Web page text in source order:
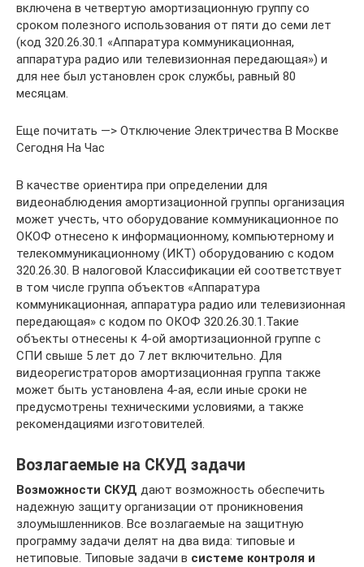
включена в четвертую амортизационную группу со
сроком полезного использования от пяти до семи лет
(код 320.26.30.1 «Аппаратура коммуникационная,
аппаратура радио или телевизионная передающая») и
для нее был установлен срок службы, равный 80
месяцам.
Еще почитать —> Отключение Электричества В Москве
Сегодня На Час
В качестве ориентира при определении для
видеонаблюдения амортизационной группы организация
может учесть, что оборудование коммуникационное по
ОКОФ отнесено к информационному, компьютерному и
телекоммуникационному (ИКТ) оборудованию с кодом
320.26.30. В налоговой Классификации ей соответствует
в том числе группа объектов «Аппаратура
коммуникационная, аппаратура радио или телевизионная
передающая» с кодом по ОКОФ 320.26.30.1.Такие
объекты отнесены к 4-ой амортизационной группе с
СПИ свыше 5 лет до 7 лет включительно. Для
видеорегистраторов амортизационная группа также
может быть установлена 4-ая, если иные сроки не
предусмотрены техническими условиями, а также
рекомендациями изготовителей.
Возлагаемые на СКУД задачи
Возможности СКУД дают возможность обеспечить
надежную защиту организации от проникновения
злоумышленников. Все возлагаемые на защитную
программу задачи делят на два вида: типовые и
нетиповые. Типовые задачи в системе контроля и